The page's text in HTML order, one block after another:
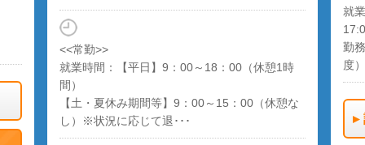
<<常勤>>
就業時間：【平日】9：00～18：00（休憩1時
間）
【土・夏休み期間等】9：00～15：00（休憩な
し）※状況に応じて退･･･
就
勤
度）